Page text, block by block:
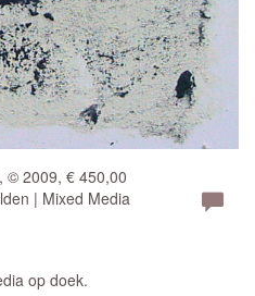
© 2009, € 450,00
| Mixed Media
op doek.